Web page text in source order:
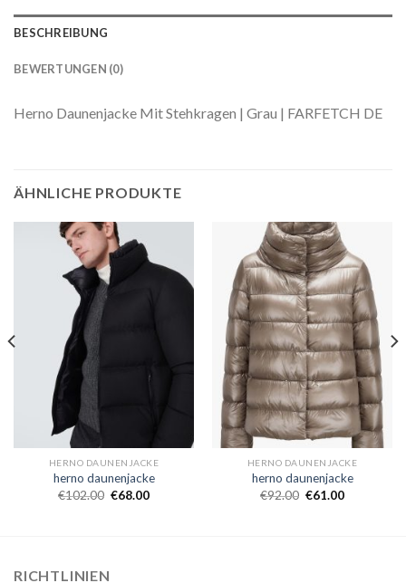
BESCHREIBUNG
BEWERTUNGEN (0)
Herno Daunenjacke Mit Stehkragen | Grau | FARFETCH DE
ÄHNLICHE PRODUKTE
HERNO DAUNENJACKE
herno daunenjacke
€102.00 €68.00
HERNO DAUNENJACKE
herno daunenjacke
€92.00 €61.00
RICHTLINIEN